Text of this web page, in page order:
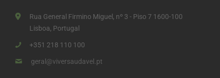
Rua General Firmino Miguel, nº 3 - Piso 7 1600-100
Lisboa, Portugal
+351 218 110 100
geral@viversaudavel.pt